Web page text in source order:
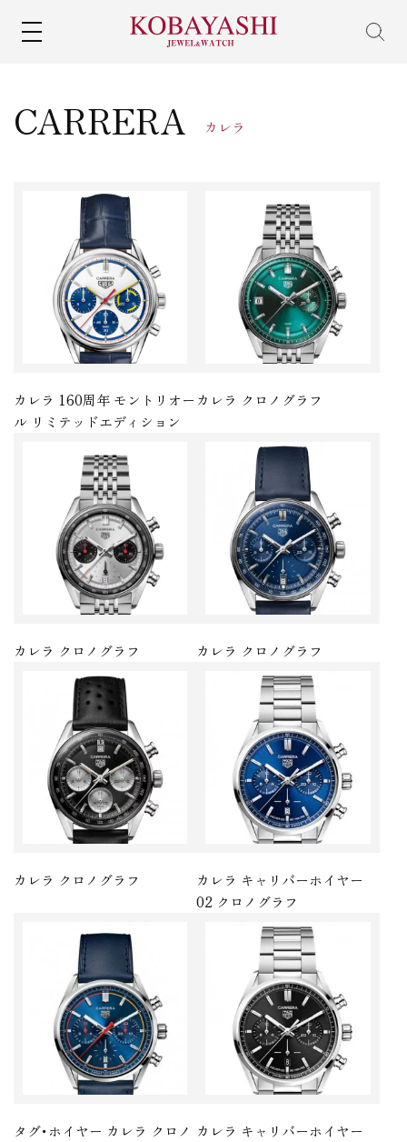
CARRERA カレラ
カレラ 160周年 モントリオー
ル リミテッドエディション
カレラ クロノグラフ
カレラ クロノグラフ カレラ クロノグラフ
カレラ クロノグラフ
カレラ キャリバーホイヤー
02 クロノグラフ
タグ･ホイヤー カレラ クロノ カレラ キャリバーホイヤー